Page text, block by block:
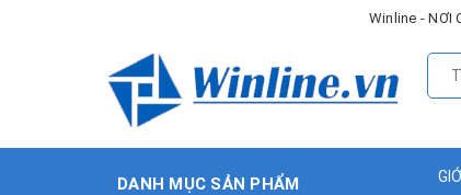
Winline - NƠI
DANH MỤC SẢN PHẨM